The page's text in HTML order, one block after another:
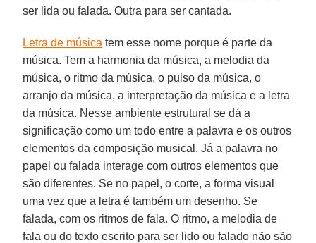
ser lida ou falada. Outra para ser cantada.
Letra de música tem esse nome porque é parte da
música. Tem a harmonia da música, a melodia da
música, o ritmo da música, o pulso da música, o
arranjo da música, a interpretação da música e a letra
da música. Nesse ambiente estrutural se dá a
significação como um todo entre a palavra e os outros
elementos da composição musical. Já a palavra no
papel ou falada interage com outros elementos que
são diferentes. Se no papel, o corte, a forma visual
uma vez que a letra é também um desenho. Se
falada, com os ritmos de fala. O ritmo, a melodia de
fala ou do texto escrito para ser lido ou falado não são